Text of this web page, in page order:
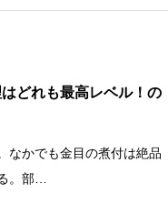
どれも最高レベル！の
なかでも金目の煮付は絶品
。部…